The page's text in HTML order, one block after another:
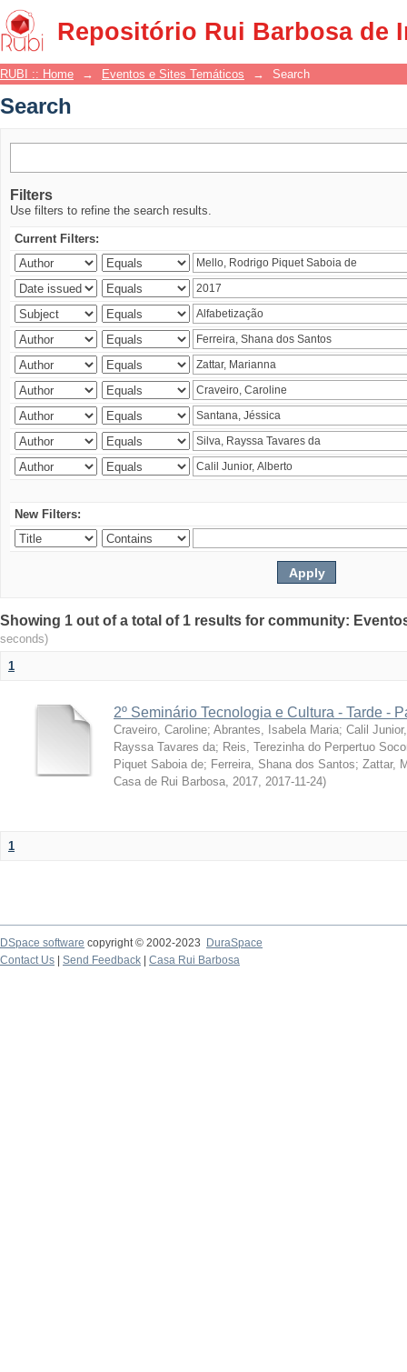
Repositório Rui Barbosa de
Search
RUBI :: Home → Eventos e Sites Temáticos → Search
Search
Filters
Use filters to refine the search results.
Current Filters:
New Filters:
Showing 1 out of a total of 1 results for community:
seconds)
1
2º Seminário Tecnologia e Cultura - Tarde -
Craveiro, Caroline; Abrantes, Isabela Maria; Calil
Rayssa Tavares da; Reis, Terezinha do Perpertuo
Piquet Saboia de; Ferreira, Shana dos Santos; Zattar,
Casa de Rui Barbosa, 2017, 2017-11-24)
1
DSpace software copyright © 2002-2023
DuraSpace
Contact Us
Send Feedback Casa Rui Barbosa